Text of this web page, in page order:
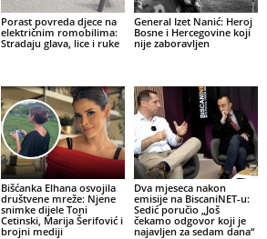
Porast povreda djece na
električnim romobilima:
Stradaju glava, lice i ruke
General Izet Nanić: Heroj
Bosne i Hercegovine koji
nije zaboravljen
Bišćanka Elhana osvojila
društvene mreže: Njene
snimke dijele Toni
Cetinski, Marija Šerifović i
brojni mediji
Dva mjeseca nakon
emisije na BiscaniNET-u:
Sedić poručio „Još
čekamo odgovor koji je
najavljen za sedam dana“